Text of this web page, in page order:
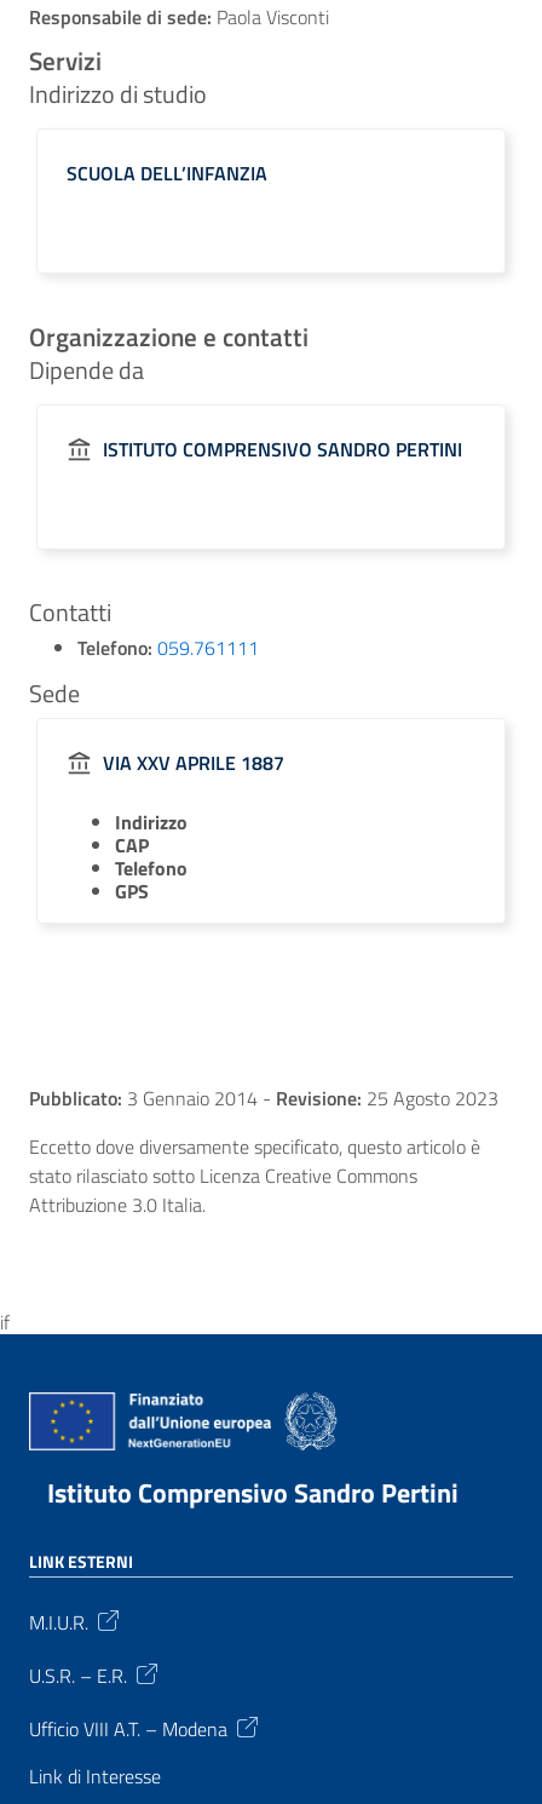
Responsabile di sede: Paola Visconti
Servizi
Indirizzo di studio
SCUOLA DELL’INFANZIA
Organizzazione e contatti
Dipende da
ISTITUTO COMPRENSIVO SANDRO PERTINI
Contatti
Telefono: 059.761111
Sede
VIA XXV APRILE 1887
Indirizzo
CAP
Telefono
GPS
Pubblicato: 3 Gennaio 2014 - Revisione: 25 Agosto 2023
Eccetto dove diversamente specificato, questo articolo è
stato rilasciato sotto Licenza Creative Commons
Attribuzione 3.0 Italia.
if
Istituto Comprensivo Sandro Pertini
LINK ESTERNI
M.I.U.R.
U.S.R. – E.R.
Ufficio VIII A.T. – Modena
Link di Interesse